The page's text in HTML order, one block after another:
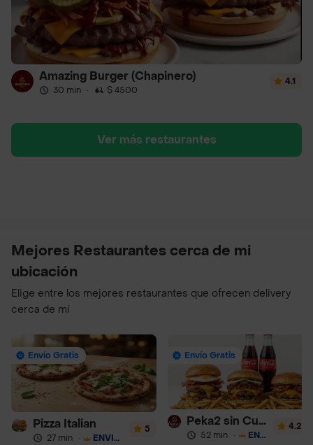
Amazing Burger (Chapinero)
30 min · $ 4500
4.1
Ver más restaurantes
Mejores Restaurantes cerca de mi
ubicación
Elige entre los mejores restaurantes que ofrecen delivery
cerca de mí
Envío Gratis
Pizza Italian
27 min · ENVÍO GRATIS
5
Envío Gratis
Peka2 sin Culpa Lourdes
52 min · ENVÍO GRATIS
4.2